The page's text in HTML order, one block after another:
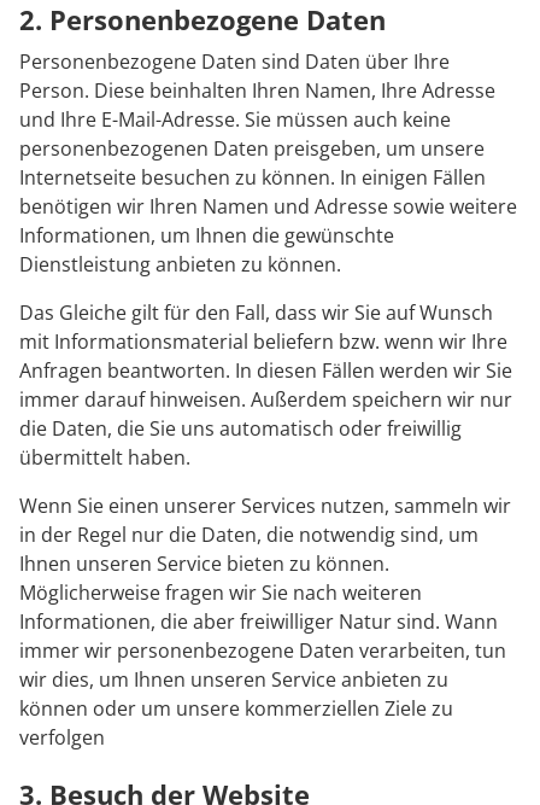
2. Personenbezogene Daten
Personenbezogene Daten sind Daten über Ihre
Person. Diese beinhalten Ihren Namen, Ihre Adresse
und Ihre E-Mail-Adresse. Sie müssen auch keine
personenbezogenen Daten preisgeben, um unsere
Internetseite besuchen zu können. In einigen Fällen
benötigen wir Ihren Namen und Adresse sowie weitere
Informationen, um Ihnen die gewünschte
Dienstleistung anbieten zu können.
Das Gleiche gilt für den Fall, dass wir Sie auf Wunsch
mit Informationsmaterial beliefern bzw. wenn wir Ihre
Anfragen beantworten. In diesen Fällen werden wir Sie
immer darauf hinweisen. Außerdem speichern wir nur
die Daten, die Sie uns automatisch oder freiwillig
übermittelt haben.
Wenn Sie einen unserer Services nutzen, sammeln wir
in der Regel nur die Daten, die notwendig sind, um
Ihnen unseren Service bieten zu können.
Möglicherweise fragen wir Sie nach weiteren
Informationen, die aber freiwilliger Natur sind. Wann
immer wir personenbezogene Daten verarbeiten, tun
wir dies, um Ihnen unseren Service anbieten zu
können oder um unsere kommerziellen Ziele zu
verfolgen
3. Besuch der Website